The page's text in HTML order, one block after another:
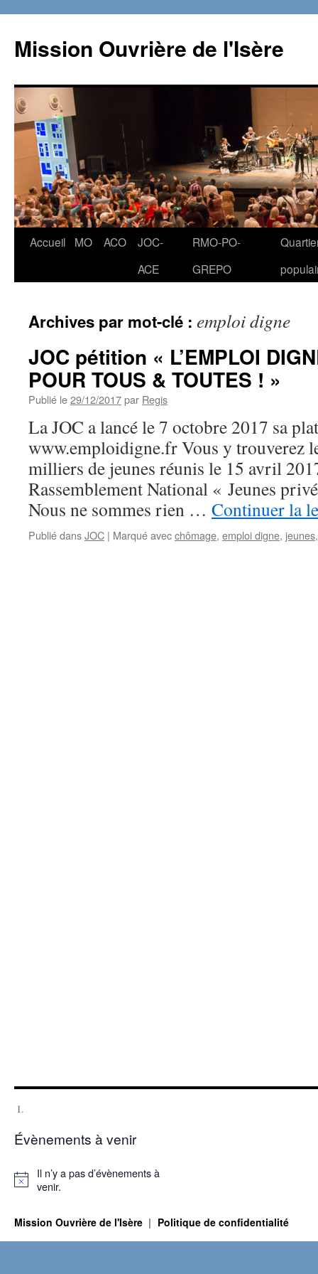
contenu
Mission Ouvrière de l'Isère
Accueil MO ACO
JOC-
ACE
RMO-PO-
GREPO
Archives par mot-clé : emploi digne
JOC pétition « L’EMPLOI
POUR TOUS & TOUTES ! »
Publié le29/12/2017par Regis
La JOC a lancé le 7 octobre 2017 sa
www.emploidigne.fr Vous y trouverez
milliers de jeunes réunis le 15 avril
Rassemblement National « Jeunes
Nous ne sommes rien … Continuer la
Publié dansJOC | Marqué avecchômage, emploi digne, jeunes
Évènements à venir
Notice
Il n’y a pas d’évènements à
venir.
Mission Ouvrière de l'Isère Politique de confidentialité